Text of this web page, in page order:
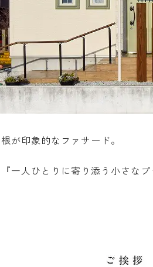
が印象的なファサード。
一人ひとりに寄り添う小さなプ